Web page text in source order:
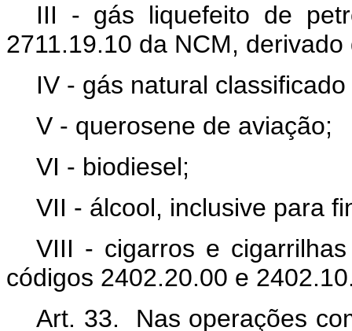
III - gás liquefeito de
2711.19.10 da NCM,
IV - gás natural
V - querosene de aviação;
VI - biodiesel;
VII - álcool, inclusive para
VIII - cigarros e
códigos 2402.20.00 e
Art. 33. Nas operações